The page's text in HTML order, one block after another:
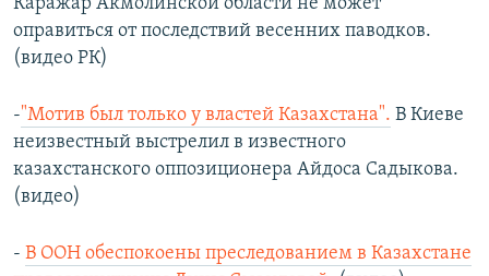
Каражар Акмолинской области не может
оправиться от последствий весенних паводков.
(видео РК)
-"Мотив был только у властей Казахстана". В Киеве
неизвестный выстрелил в известного
казахстанского оппозиционера Айдоса Садыкова.
(видео)
- В ООН обеспокоены преследованием в Казахстане